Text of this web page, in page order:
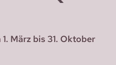
März bis 31. Oktober